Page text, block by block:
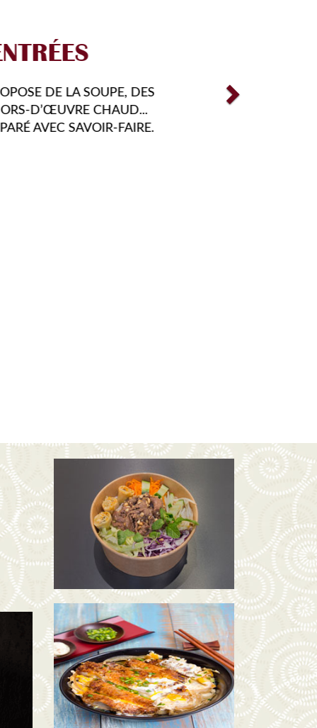
DE NOUVEAUX
VOS PAPILLES TOUT
FONT PARTIE DE NOS